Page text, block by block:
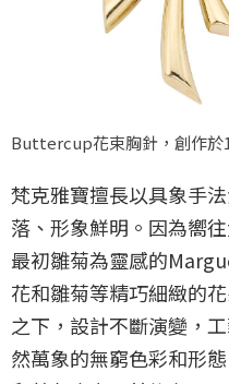
Buttercup花束胸針，創作於
梵克雅寶擅長以具象手
落、形象鮮明。因為嚮
最初雛菊為靈感的
花和雛菊等精巧細緻的
之下，設計不斷演變，
然萬象的無窮色彩和形